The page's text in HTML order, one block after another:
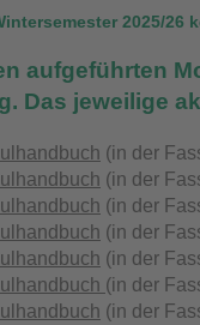
2025/26
aufgeführten
Das jeweilige
(in der
(in der
(in der
(in der
(in der
(in der
(in der